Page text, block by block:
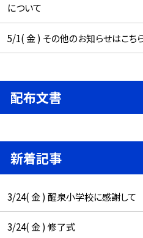
について
5/1( 金 ) その他のお知らせはこち
配布文書
新着記事
3/24( 金 ) 醒泉小学校に感謝して
3/24( 金 ) 修了式